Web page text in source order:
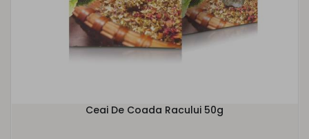
Ceai De Coada Racului 50g